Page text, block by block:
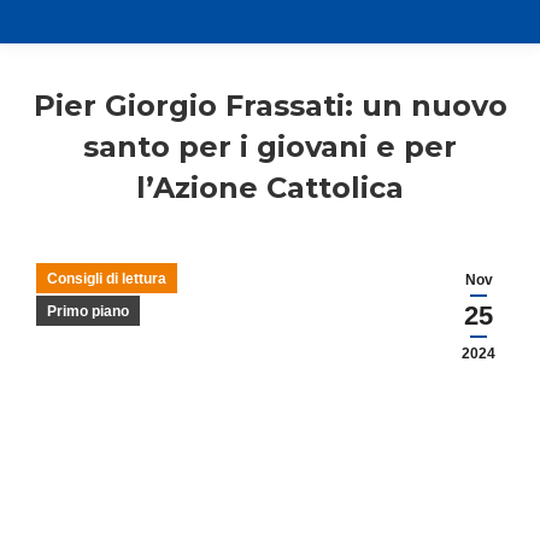
Pier Giorgio Frassati: un nuovo
santo per i giovani e per
l’Azione Cattolica
Nov
25
2024
Consigli di lettura
Primo piano